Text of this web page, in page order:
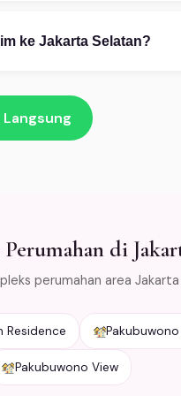
(3) Konfirmasi
ke Jakarta Selatan?
agar tetap segar
Langsung
di
perumahan area
Residence
Pakubuwono View